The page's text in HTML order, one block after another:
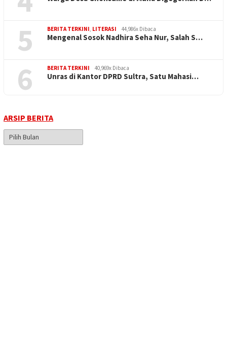
5 BERITA TERKINI, LITERASI 44,986x Dibaca
Mengenal Sosok Nadhira Seha Nur, Salah S…
6 BERITA TERKINI 40,969x Dibaca
Unras di Kantor DPRD Sultra, Satu Mahasi…
ARSIP BERITA
Arsip
Berita